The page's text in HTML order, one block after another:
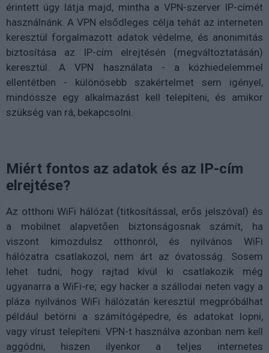
érintett úgy látja majd, mintha a VPN-szerver IP-címét
használnánk. A VPN elsődleges célja tehát az interneten
keresztül forgalmazott adatok védelme, és anonimitás
biztosítása az IP-cím elrejtésén (megváltoztatásán)
keresztül. A VPN használata - a közhiedelemmel
ellentétben - különösebb szakértelmet sem igényel,
mindössze egy alkalmazást kell telepíteni, és amikor
szükség van rá, bekapcsolni.
Miért fontos az adatok és az IP-cím
elrejtése?
Az otthoni WiFi hálózat (titkosítással, erős jelszóval) és
a mobilnet alapvetően biztonságosnak számít, ha
viszont kimozdulsz otthonról, és nyilvános WiFi
hálózatra csatlakozol, nem árt az óvatosság. Sosem
lehet tudni, hogy rajtad kívül ki csatlakozik még
ugyanarra a WiFi-re; egy hacker a szállodai neten vagy a
pláza nyilvános WiFi hálózatán keresztül megpróbálhat
például betörni a számítógépedre, és adatokat lopni,
vagy vírust telepíteni. VPN-t használva azonban nem kell
aggódni, hiszen ilyenkor a teljes internetes